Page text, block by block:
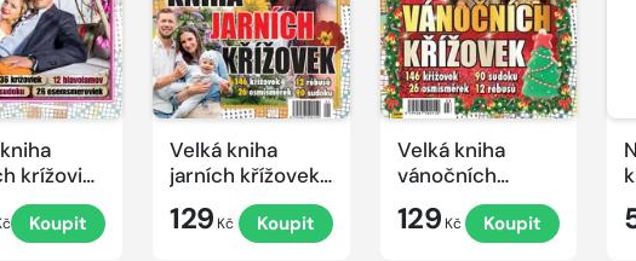
krížoviek
2026
Koupit
Velká kniha
jarních křížovek
129 Kč Koupit
Velká kniha
vánočních
křížovek 2025
129 Kč Koupit